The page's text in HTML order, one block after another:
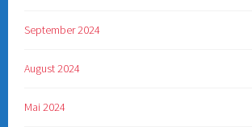
September 2024
August 2024
Mai 2024